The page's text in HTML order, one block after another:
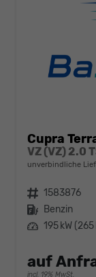
Cupra
unverbindliche
Fahrzeugnr. 1583876
Kraftstoff Benzin
Leistung 195 kW (265
auf
incl. 19% MwSt.